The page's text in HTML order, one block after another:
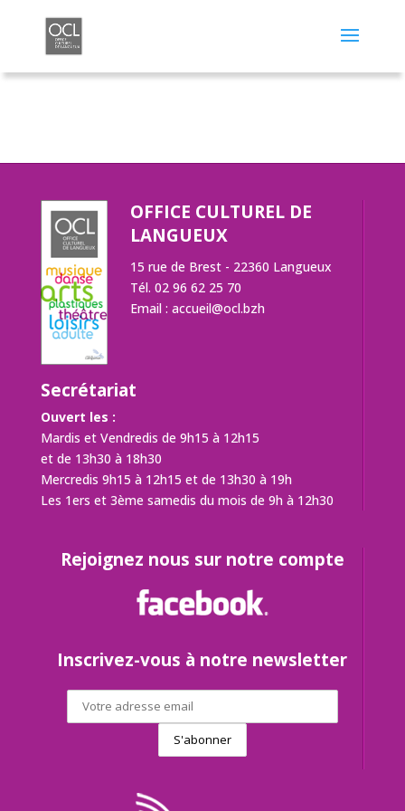
OFFICE CULTUREL DE
LANGUEUX
15 rue de Brest - 22360 Langueux
Tél. 02 96 62 25 70
Email : accueil@ocl.bzh
Secrétariat
Ouvert les :
Mardis et Vendredis de 9h15 à 12h15
et de 13h30 à 18h30
Mercredis 9h15 à 12h15 et de 13h30 à 19h
Les 1ers et 3ème samedis du mois de 9h à 12h30
Rejoignez nous sur notre compte
Inscrivez-vous à notre newsletter